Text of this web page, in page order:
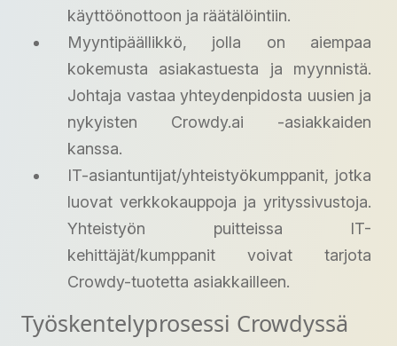
käyttöönottoon ja räätälöintiin.
Myyntipäällikkö, jolla on aiempaa
kokemusta asiakastuesta ja myynnistä.
Johtaja vastaa yhteydenpidosta uusien ja
nykyisten Crowdy.ai -asiakkaiden
kanssa.
IT-asiantuntijat/yhteistyökumppanit, jotka
luovat verkkokauppoja ja yrityssivustoja.
Yhteistyön puitteissa IT-
kehittäjät/kumppanit voivat tarjota
Crowdy-tuotetta asiakkailleen.
Työskentelyprosessi Crowdyssä